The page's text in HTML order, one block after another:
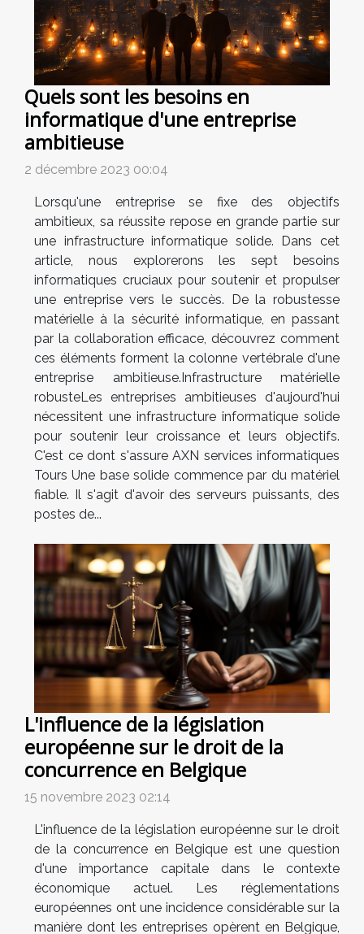
Quels sont les besoins en
informatique d'une entreprise
ambitieuse
2 décembre 2023 00:04
Lorsqu'une entreprise se fixe des objectifs
ambitieux, sa réussite repose en grande partie sur
une infrastructure informatique solide. Dans cet
article, nous explorerons les sept besoins
informatiques cruciaux pour soutenir et propulser
une entreprise vers le succès. De la robustesse
matérielle à la sécurité informatique, en passant
par la collaboration efficace, découvrez comment
ces éléments forment la colonne vertébrale d'une
entreprise ambitieuse.Infrastructure matérielle
robusteLes entreprises ambitieuses d'aujourd'hui
nécessitent une infrastructure informatique solide
pour soutenir leur croissance et leurs objectifs.
C'est ce dont s'assure AXN services informatiques
Tours Une base solide commence par du matériel
fiable. Il s'agit d'avoir des serveurs puissants, des
postes de...
L'influence de la législation
européenne sur le droit de la
concurrence en Belgique
15 novembre 2023 02:14
L'influence de la législation européenne sur le droit
de la concurrence en Belgique est une question
d'une importance capitale dans le contexte
économique actuel. Les réglementations
européennes ont une incidence considérable sur la
manière dont les entreprises opèrent en Belgique,